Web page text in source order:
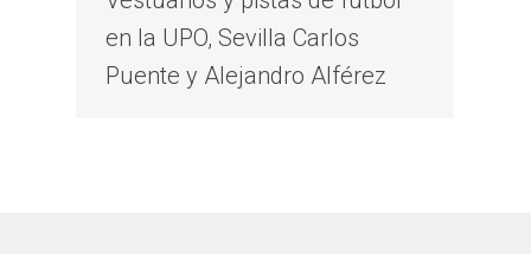
en la UPO, Sevilla Carlos
Puente y Alejandro Alférez